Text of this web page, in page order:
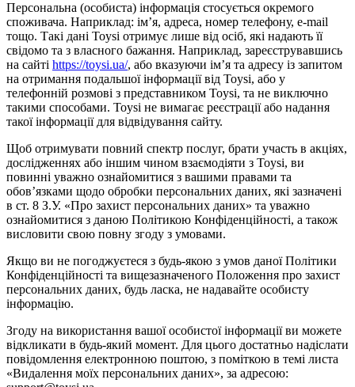
Персональна (особиста) інформація стосується окремого
споживача. Наприклад: ім’я, адреса, номер телефону, e-mail
тощо. Такі дані Toysi отримує лише від осіб, які надають її
свідомо та з власного бажання. Наприклад, зареєструвавшись
на сайті https://toysi.ua/, або вказуючи ім’я та адресу із запитом
на отримання подальшої інформації від Toysi, або у
телефонній розмові з представником Toysi, та не виключно
такими способами. Toysi не вимагає реєстрації або надання
такої інформації для відвідування сайту.
Щоб отримувати повний спектр послуг, брати участь в акціях,
дослідженнях або іншим чином взаємодіяти з Toysi, ви
повинні уважно ознайомитися з вашими правами та
обов’язками щодо обробки персональних даних, які зазначені
в ст. 8 З.У. «Про захист персональних даних» та уважно
ознайомитися з даною Політикою Конфіденційності, а також
висловити свою повну згоду з умовами.
Якщо ви не погоджуєтеся з будь-якою з умов даної Політики
Конфіденційності та вищезазначеного Положення про захист
персональних даних, будь ласка, не надавайте особисту
інформацію.
Згоду на використання вашої особистої інформації ви можете
відкликати в будь-який момент. Для цього достатньо надіслати
повідомлення електронною поштою, з поміткою в темі листа
«Видалення моїх персональних даних», за адресою: